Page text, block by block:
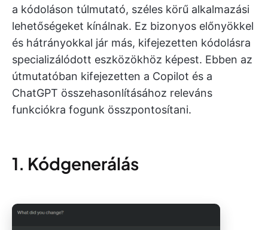
a kódoláson túlmutató, széles körű alkalmazási
lehetőségeket kínálnak. Ez bizonyos előnyökkel
és hátrányokkal jár más, kifejezetten kódolásra
specializálódott eszközökhöz képest. Ebben az
útmutatóban kifejezetten a Copilot és a
ChatGPT összehasonlításához releváns
funkciókra fogunk összpontosítani.
1. Kódgenerálás